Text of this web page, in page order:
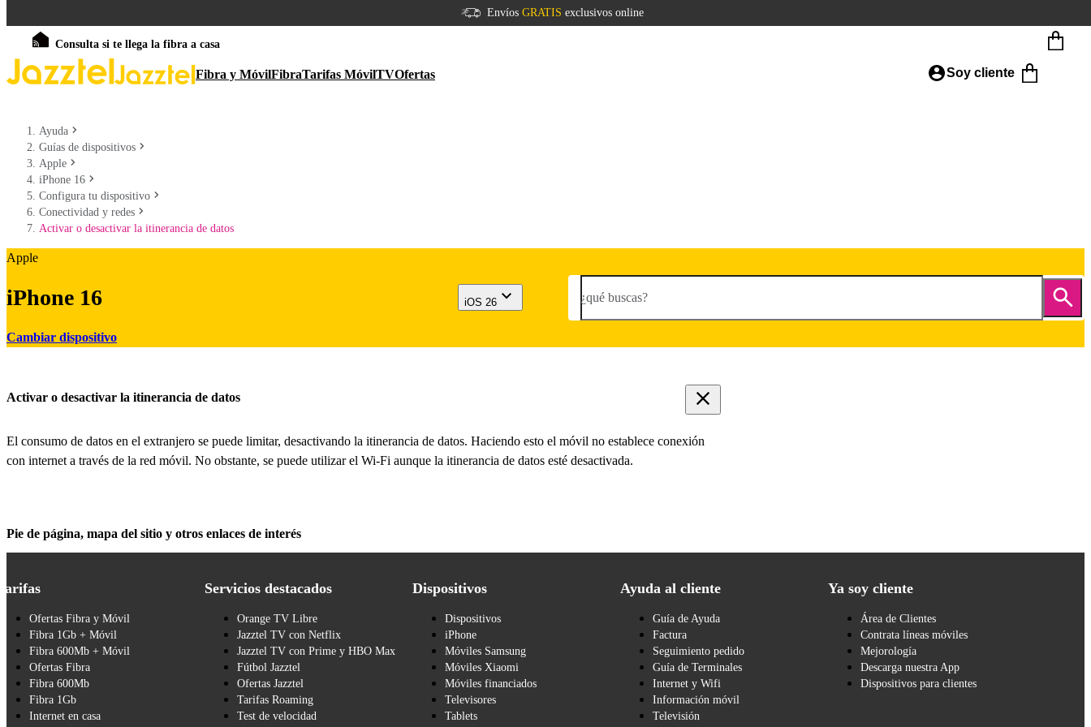
Envíos GRATIS exclusivos online
Consulta si te llega la fibra a casa
Fibra y MóvilFibraTarifas MóvilTVOfertas Soy cliente
Ayuda
Guías de dispositivos
Apple
iPhone 16
Configura tu dispositivo
Conectividad y redes
Activar o desactivar la itinerancia de datos
Apple
iPhone 16
Cambiar dispositivo
iOS 26 ¿qué buscas?
Activar o desactivar la itinerancia de datos
El consumo de datos en el extranjero se puede limitar, desactivando la itinerancia de datos. Haciendo esto el móvil no establece conexión
con internet a través de la red móvil. No obstante, se puede utilizar el Wi-Fi aunque la itinerancia de datos esté desactivada.
Pie de página, mapa del sitio y otros enlaces de interés
Ofertas Fibra y Móvil
Fibra 1Gb + Móvil
Fibra 600Mb + Móvil
Ofertas Fibra
Fibra 600Mb
Fibra 1Gb
Internet en casa
Servicios destacados
Orange TV Libre
Jazztel TV con Netflix
Jazztel TV con Prime y HBO Max
Fútbol Jazztel
Ofertas Jazztel
Tarifas Roaming
Test de velocidad
Dispositivos
Dispositivos
iPhone
Móviles Samsung
Móviles Xiaomi
Móviles financiados
Televisores
Tablets
Ayuda al cliente
Guía de Ayuda
Factura
Seguimiento pedido
Guía de Terminales
Internet y Wifi
Información móvil
Televisión
Ya soy cliente
Área de Clientes
Contrata líneas móviles
Mejorología
Descarga nuestra App
Dispositivos para clientes